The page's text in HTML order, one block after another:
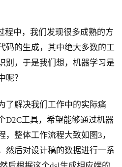
程中，我们发现很多成熟的方
码的生成，其中绝大多数的工
别，于是我们想，机器学习是
呢？
了解决我们工作中的实际痛
D2C工具，希望能够通过机器
整体工作流程大致如图3，
然后对设计稿的数据进行一系